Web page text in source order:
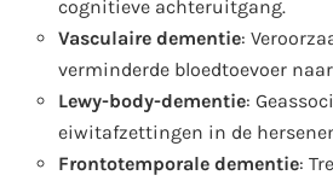
cognitieve achteruitgang.
Vasculaire dementie:
verminderde bloedtoevoer
Lewy-body-dementie:
eiwitafzettingen in de
Frontotemporale dementie: